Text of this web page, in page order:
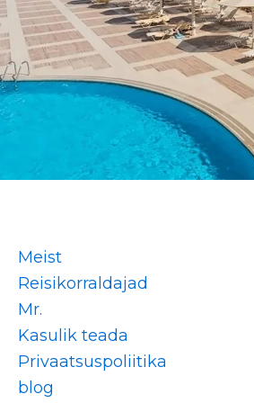
Meist
Reisikorraldajad
Mr.
Kasulik teada
Privaatsuspoliitika
blog